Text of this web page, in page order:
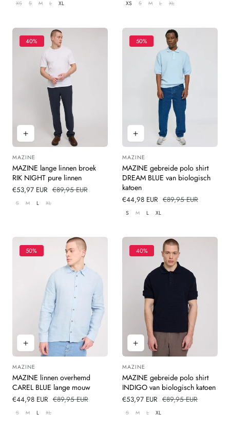
XS S M L XL XS S M L XL
40%
Leverancier:
MAZINE
MAZINE lange linnen broek
RIK NIGHT pure linnen
Verkoopprijs
€53,97 EUR Normale
€89,95 EUR
S M L XL
50%
Leverancier:
MAZINE
MAZINE gebreide polo shirt
DREAM BLUE van biologisch
katoen
Verkoopprijs
€44,98 EUR Normale
€89,95 EUR
S M L XL
50%
Leverancier:
MAZINE
MAZINE linnen overhemd
CAREL BLUE lange mouw
Verkoopprijs
€44,98 EUR Normale
€89,95 EUR
S M L XL
40%
Leverancier:
MAZINE
MAZINE gebreide polo shirt
INDIGO van biologisch katoen
Verkoopprijs
€53,97 EUR Normale
€89,95 EUR
S M L XL